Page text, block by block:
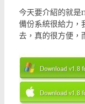
今天要介紹的就
備份系統很給力，
去，真的很方便，